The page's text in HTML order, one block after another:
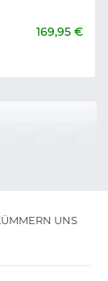
169,95 €
UNS